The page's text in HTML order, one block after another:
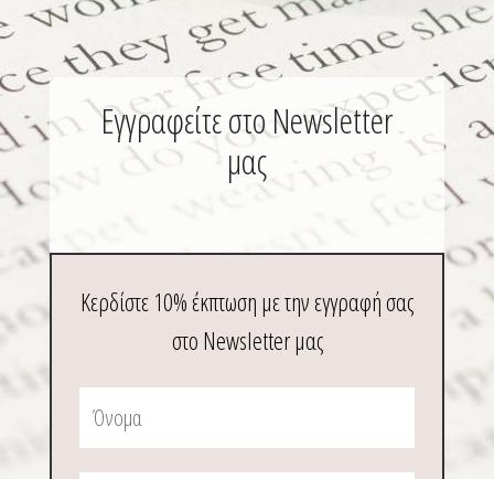
στη
σελίδα
του
Εγγραφείτε στο Newsletter
μας
Κερδίστε 10% έκπτωση με την εγγραφή σας
στο Newsletter μας